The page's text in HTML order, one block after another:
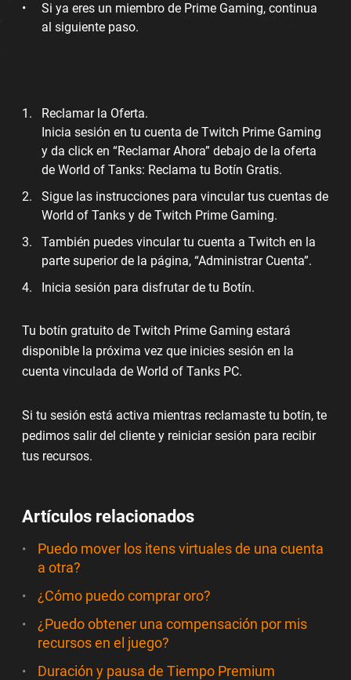
Si ya eres un miembro de Prime Gaming, continua
al siguiente paso.
Reclamar la Oferta.
Inicia sesión en tu cuenta de Twitch Prime Gaming
y da click en “Reclamar Ahora” debajo de la oferta
de World of Tanks: Reclama tu Botín Gratis.
Sigue las instrucciones para vincular tus cuentas de
World of Tanks y de Twitch Prime Gaming.
También puedes vincular tu cuenta a Twitch en la
parte superior de la página, “Administrar Cuenta”.
Inicia sesión para disfrutar de tu Botín.
Tu botín gratuito de Twitch Prime Gaming estará
disponible la próxima vez que inicies sesión en la
cuenta vinculada de World of Tanks PC.
Si tu sesión está activa mientras reclamaste tu botín, te
pedimos salir del cliente y reiniciar sesión para recibir
tus recursos.
Artículos relacionados
Puedo mover los itens virtuales de una cuenta
a otra?
¿Cómo puedo comprar oro?
¿Puedo obtener una compensación por mis
recursos en el juego?
Duración y pausa de Tiempo Premium